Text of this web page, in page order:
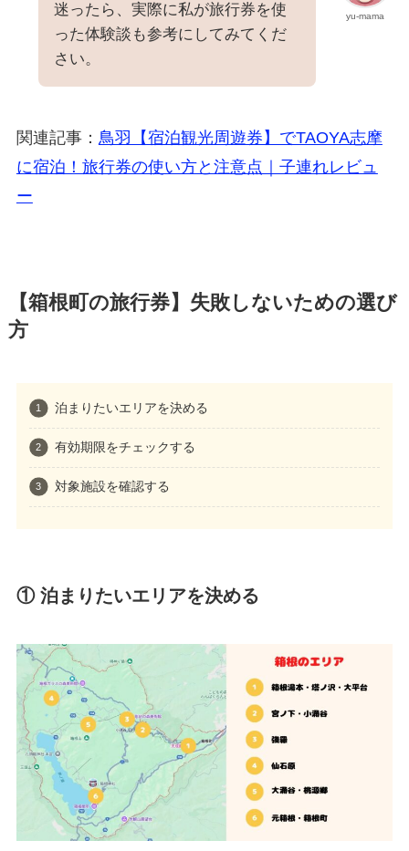
yu-mama
迷ったら、実際に私が旅行券を使
った体験談も参考にしてみてくだ
さい。
関連記事： 鳥羽【宿泊観光周遊券】でTAOYA志摩
に宿泊！旅行券の使い方と注意点｜子連れレビュ
ー
【箱根町の旅行券】失敗しないための選び
方
泊まりたいエリアを決める
有効期限をチェックする
対象施設を確認する
① 泊まりたいエリアを決める